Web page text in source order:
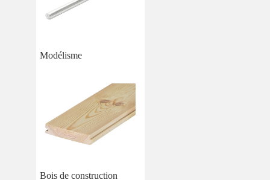
Modélisme
Bois de construction